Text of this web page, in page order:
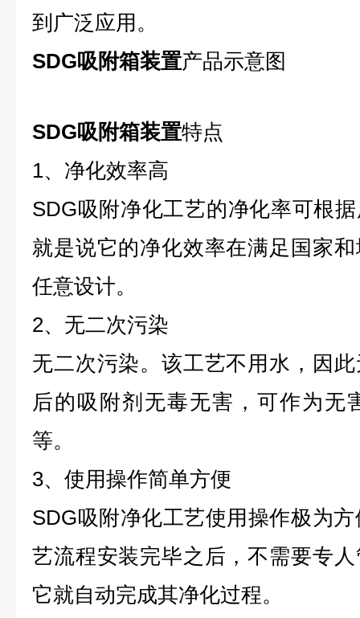
到广泛应用。
SDG吸附箱装置产品示意图
SDG吸附箱装置特点
1、净化效率高
SDG吸附净化工艺的净化率可根
就是说它的净化效率在满足国家
任意设计。
2、无二次污染
无二次污染。该工艺不用水，因
后的吸附剂无毒无害，可作为无
等。
3、使用操作简单方便
SDG吸附净化工艺使用操作极为
艺流程安装完毕之后，不需要专
它就自动完成其净化过程。